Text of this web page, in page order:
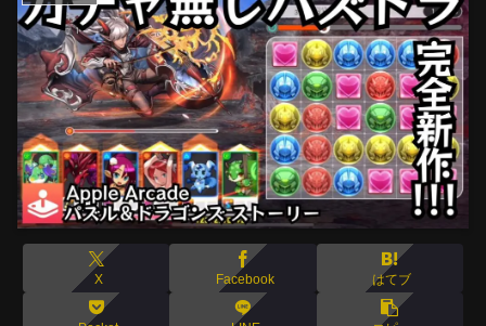
X Facebook はてブ